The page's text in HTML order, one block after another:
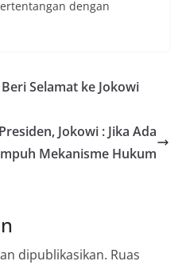
dengan
Selamat ke Jokowi
Jokowi : Jika Ada
Mekanisme Hukum
dipublikasikan. Ruas